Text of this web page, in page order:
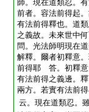
師。現在道類忍。
前者。容法前得起
有法前得釋也。道
之義故。未來世中
問。光法師明現在
解釋。爾者初釋意
前得耶 答。初釋意
有法前得之義邊。
兩方。若實有法前
云。現在道類忍。